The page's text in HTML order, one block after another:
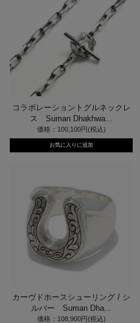
コラボレーショントグルネックレ
ス Suman Dhakhwa...
価格：100,100円(税込)
カーヴドホースシューリング / シ
ルバー Suman Dha...
価格：108,900円(税込)